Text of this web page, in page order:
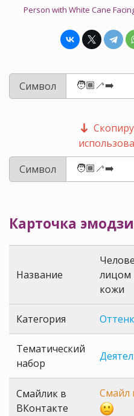
Person with White Cane
Символ
Символ
Карточка
Название
лицом
кожи
Категория
Тематический
набор
Смайлик в
ВКонтакте
Смайл